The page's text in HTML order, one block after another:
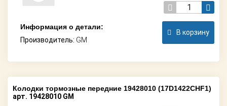
Информация о детали:
Производитель: GM
В корзину
Колодки тормозные передние 19428010 (17D1422CHF1)
арт. 19428010 GM